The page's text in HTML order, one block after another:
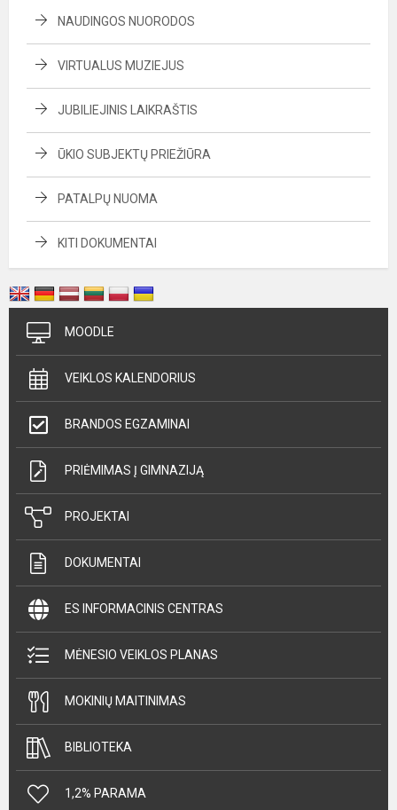
NAUDINGOS NUORODOS
VIRTUALUS MUZIEJUS
JUBILIEJINIS LAIKRAŠTIS
ŪKIO SUBJEKTŲ PRIEŽIŪRA
PATALPŲ NUOMA
KITI DOKUMENTAI
MOODLE
VEIKLOS KALENDORIUS
BRANDOS EGZAMINAI
PRIĖMIMAS Į GIMNAZIJĄ
PROJEKTAI
DOKUMENTAI
ES INFORMACINIS CENTRAS
MĖNESIO VEIKLOS PLANAS
MOKINIŲ MAITINIMAS
BIBLIOTEKA
1,2% PARAMA